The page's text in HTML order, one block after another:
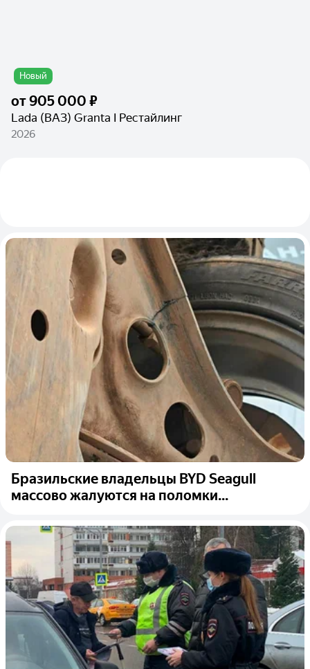
Новый
от905 000 ₽
Lada (ВАЗ) Granta I Рестайлинг
2026
Бразильские владельцы BYD Seagull
массово жалуются на поломки...